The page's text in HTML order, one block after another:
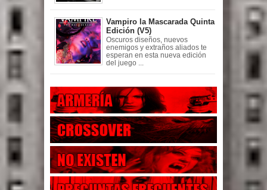
Vampiro la Mascarada Quinta
Edición (V5)
Oscuros diseños, nuevos
enemigos y extraños aliados te
esperan en esta nueva edición
del juego ...